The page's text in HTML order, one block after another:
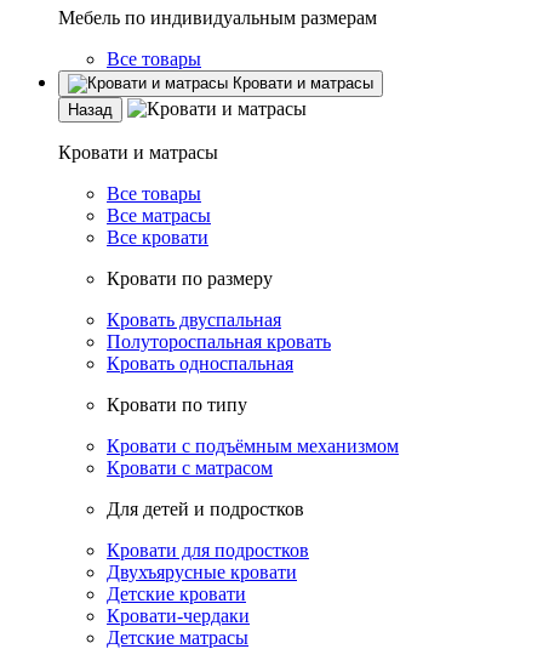
Мебель по индивидуальным размерам
Все товары
Кровати и матрасы
Назад
Кровати и матрасы
Все товары
Все матрасы
Все кровати
Кровати по размеру
Кровать двуспальная
Полутороспальная кровать
Кровать односпальная
Кровати по типу
Кровати с подъёмным механизмом
Кровати с матрасом
Для детей и подростков
Кровати для подростков
Двухъярусные кровати
Детские кровати
Кровати-чердаки
Детские матрасы